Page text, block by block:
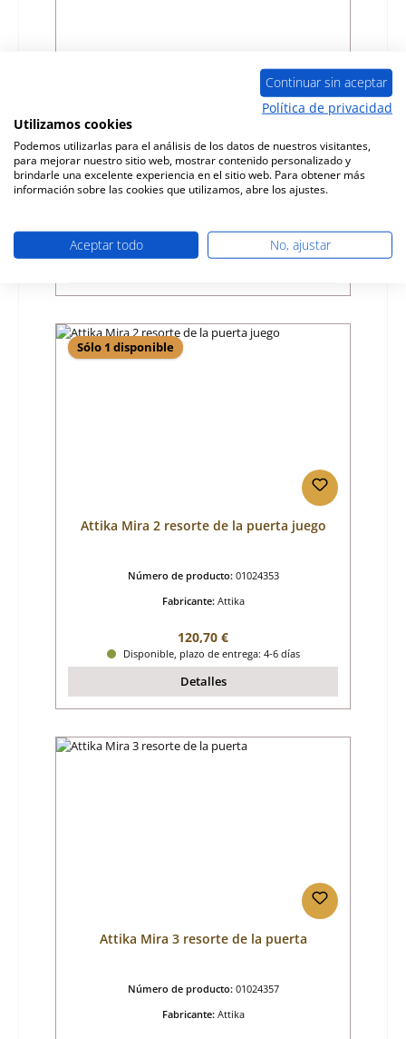
Attika Mira 3 ladrillo de suelo
Número de producto:01024170
Fabricante:Attika
Disponible, plazo de entrega: 4-6 días
Sólo 1 disponible
Attika Mira 2 resorte de la puerta juego
Número de producto: 01024353
Fabricante: Attika
Precio normal:
120,70 €
Disponible, plazo de entrega: 4-6 días
Detalles
Attika Mira 3 resorte de la puerta
Número de producto: 01024357
Fabricante: Attika
Continuar sin aceptar
Política de privacidad
Utilizamos cookies
Podemos utilizarlas para el análisis de los datos de nuestros visitantes,
para mejorar nuestro sitio web, mostrar contenido personalizado y
brindarle una excelente experiencia en el sitio web. Para obtener más
información sobre las cookies que utilizamos, abre los ajustes.
Aceptar todo No, ajustar